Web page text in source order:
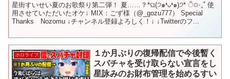
星街すいせい夏のお歌祭り第二弾！ 夏……？*ଘ(੭๑❛ᴗ❛๑)੭* ੈ✩‧₊˚ 使
用させていただいたオケ↓ MIX：ごず様（@_gozu777） Special
Thanks Nozomu ↓チャンネル登録よろしく！↓ ↓Twitterのフ...
ホロライブ
１か月ぶりの復帰配信で今後暫く
スパチャを受け取らない宣言をし
星詠みのお財布管理を始めるすい